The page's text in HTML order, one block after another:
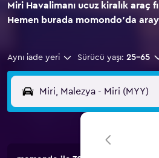
Miri Havalimanı ucuz kiralık araç
Hemen burada momondo'da
Aynı iade yeri Sürücü yaşı: 25-65